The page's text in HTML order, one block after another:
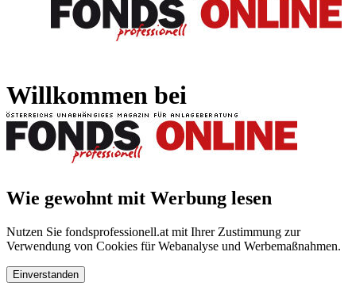
Willkommen bei
Wie gewohnt mit Werbung lesen
Nutzen Sie fondsprofessionell.at mit Ihrer Zustimmung zur
Verwendung von Cookies für Webanalyse und Werbemaßnahmen.
Einverstanden